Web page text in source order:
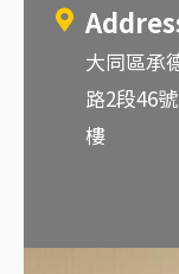
大同區承
路2段46
樓